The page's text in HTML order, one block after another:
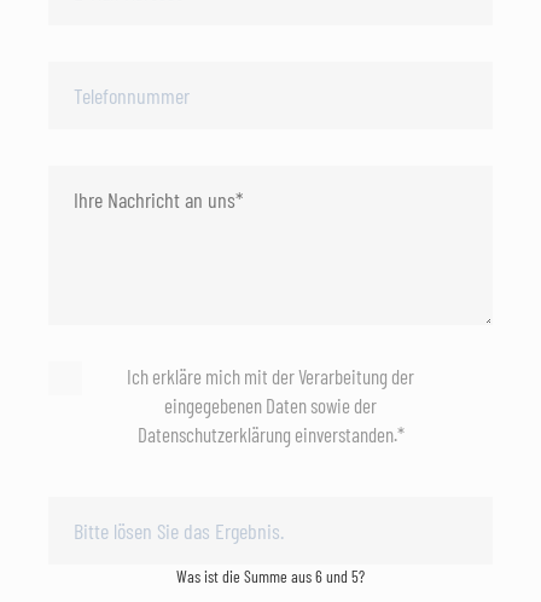
Ich erkläre mich mit der Verarbeitung der
eingegebenen Daten sowie der
Datenschutzerklärung einverstanden.*
Was ist die Summe aus 6 und 5?